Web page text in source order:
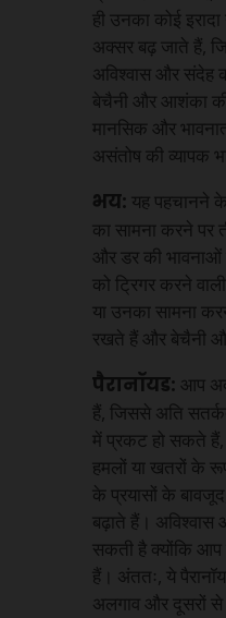
ही उनका कोई
अक्सर बढ़ जाते हैं,
अविश्वास और संदेह
बेचैनी और आशंका
मानसिक और
असंतोष की व्यापक
भय: यह पहचानने
का सामना करने पर
और डर की
को ट्रिगर करने
या उनका सामना
रखते हैं और बेचैनी
पैरानॉयड: आप
हैं, जिससे अति
में प्रकट हो सकते हैं,
हमलों या खतरों के
के प्रयासों के
बढ़ाते हैं। अविश्वास
सकती है क्योंकि आप
हैं। अंततः, ये
अलगाव और दूसरों से